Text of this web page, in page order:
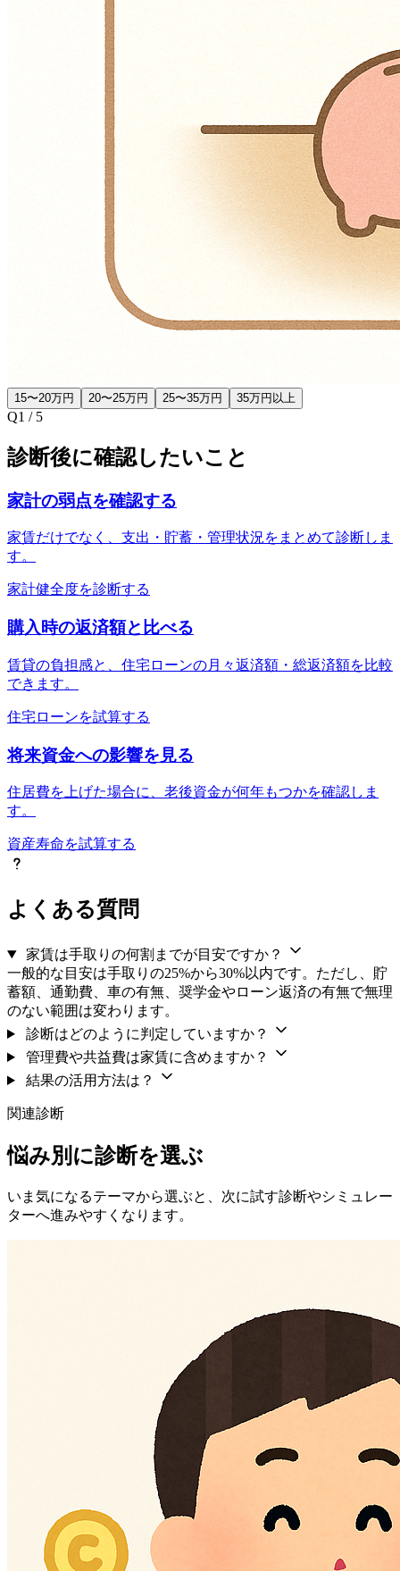
15〜20万円 20〜25万円 25〜35万円 35万円以上
Q1 / 5
診断後に確認したいこと
家計の弱点を確認する
家賃だけでなく、支出・貯蓄・管理状況をまとめて診断しま
す。
家計健全度を診断する
購入時の返済額と比べる
賃貸の負担感と、住宅ローンの月々返済額・総返済額を比較
できます。
住宅ローンを試算する
将来資金への影響を見る
住居費を上げた場合に、老後資金が何年もつかを確認しま
す。
資産寿命を試算する
よくある質問
家賃は手取りの何割までが目安ですか？
一般的な目安は手取りの25%から30%以内です。ただし、貯
蓄額、通勤費、車の有無、奨学金やローン返済の有無で無理
のない範囲は変わります。
診断はどのように判定していますか？
管理費や共益費は家賃に含めますか？
結果の活用方法は？
関連診断
悩み別に診断を選ぶ
いま気になるテーマから選ぶと、次に試す診断やシミュレー
ターへ進みやすくなります。